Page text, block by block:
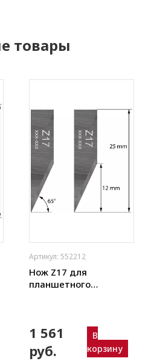
товары
Артикул: 552212
Нож Z17 для
планшетного
JingWei и пр.)
1 561
руб.
В
корзину